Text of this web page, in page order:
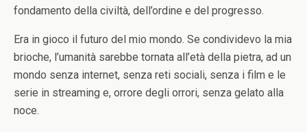
fondamento della civiltà, dell’ordine e del progresso.
Era in gioco il futuro del mio mondo. Se condividevo la mia
brioche, l’umanità sarebbe tornata all’età della pietra, ad un
mondo senza internet, senza reti sociali, senza i film e le
serie in streaming e, orrore degli orrori, senza gelato alla
noce.